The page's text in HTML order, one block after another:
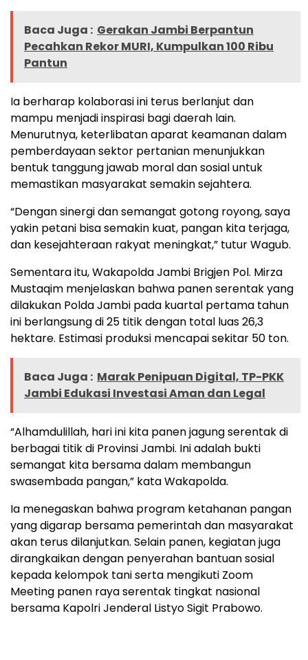
Baca Juga : Gerakan Jambi Berpantun
Pecahkan Rekor MURI, Kumpulkan 100 Ribu
Pantun
Ia berharap kolaborasi ini terus berlanjut dan
mampu menjadi inspirasi bagi daerah lain.
Menurutnya, keterlibatan aparat keamanan dalam
pemberdayaan sektor pertanian menunjukkan
bentuk tanggung jawab moral dan sosial untuk
memastikan masyarakat semakin sejahtera.
“Dengan sinergi dan semangat gotong royong, saya
yakin petani bisa semakin kuat, pangan kita terjaga,
dan kesejahteraan rakyat meningkat,” tutur Wagub.
Sementara itu, Wakapolda Jambi Brigjen Pol. Mirza
Mustaqim menjelaskan bahwa panen serentak yang
dilakukan Polda Jambi pada kuartal pertama tahun
ini berlangsung di 25 titik dengan total luas 26,3
hektare. Estimasi produksi mencapai sekitar 50 ton.
Baca Juga : Marak Penipuan Digital, TP-PKK
Jambi Edukasi Investasi Aman dan Legal
“Alhamdulillah, hari ini kita panen jagung serentak di
berbagai titik di Provinsi Jambi. Ini adalah bukti
semangat kita bersama dalam membangun
swasembada pangan,” kata Wakapolda.
Ia menegaskan bahwa program ketahanan pangan
yang digarap bersama pemerintah dan masyarakat
akan terus dilanjutkan. Selain panen, kegiatan juga
dirangkaikan dengan penyerahan bantuan sosial
kepada kelompok tani serta mengikuti Zoom
Meeting panen raya serentak tingkat nasional
bersama Kapolri Jenderal Listyo Sigit Prabowo.